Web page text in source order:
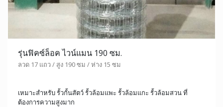
รุ่นฟิคซ์ล็อค ไวน์แมน 190 ซม.
ลวด 17 แถว / สูง 190 ซม / ห่าง 15 ซม
เหมาะสำหรับ รั้วกั้นสัตว์ รั้วล้อมแพะ รั้วล้อมแกะ รั้วล้อมสวน ที่
ต้องการความสูงมาก